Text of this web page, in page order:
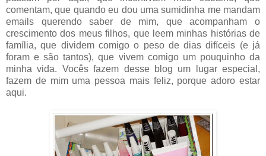
comentam, que quando eu dou uma sumidinha me mandam
emails querendo saber de mim, que acompanham o
crescimento dos meus filhos, que leem minhas histórias de
família, que dividem comigo o peso de dias difíceis (e já
foram e são tantos), que vivem comigo um pouquinho da
minha vida. Vocês fazem desse blog um lugar especial,
fazem de mim uma pessoa mais feliz, porque adoro estar
aqui.